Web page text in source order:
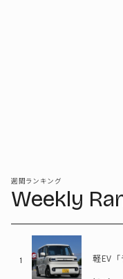
週間ランキング
Weekly
1